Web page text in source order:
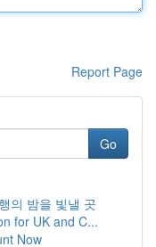
Report Page
Go
의 밤을 빛낼 곳
for UK and C...
Now